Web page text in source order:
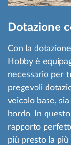
Dotazione
Con la
Hobby è
necessario per
pregevoli
veicolo base,
bordo. In
rapporto
più presto la più